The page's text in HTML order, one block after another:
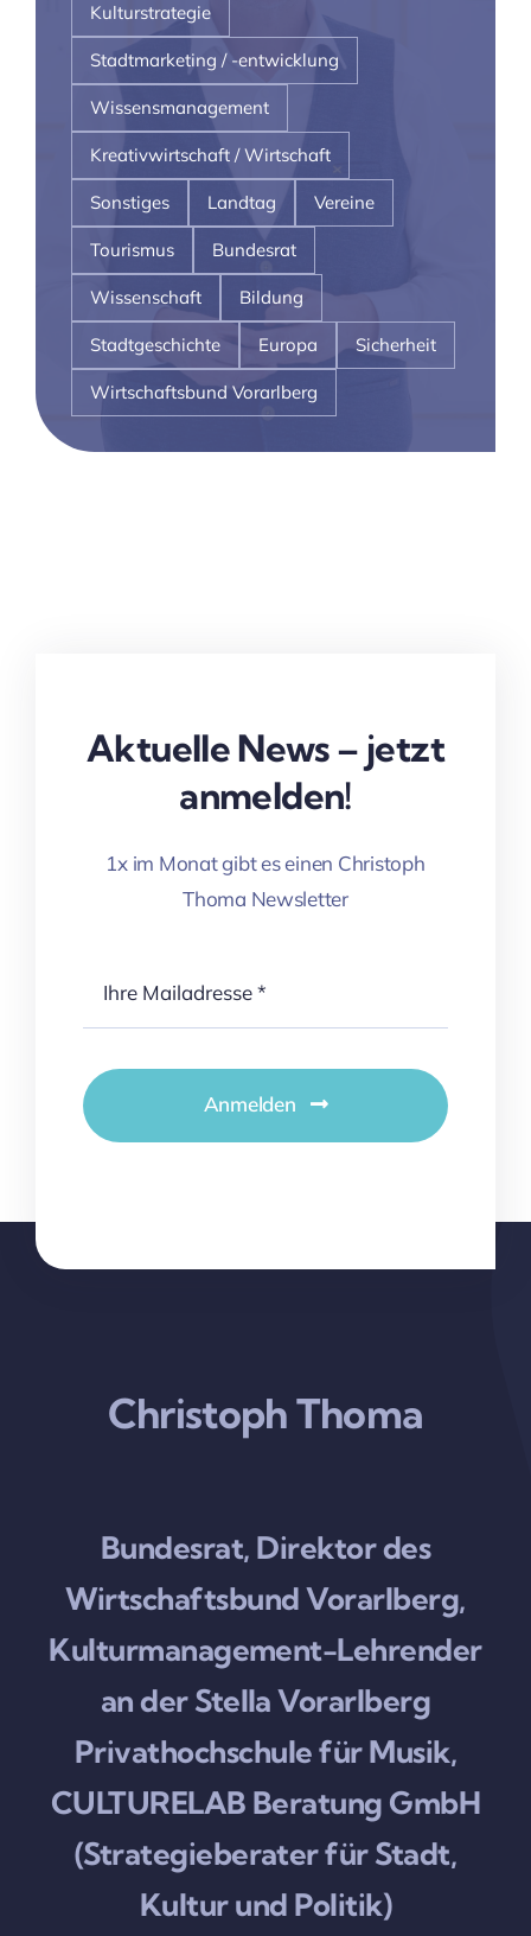
Kulturstrategie
Stadtmarketing / -entwicklung
Wissensmanagement
Kreativwirtschaft / Wirtschaft
Sonstiges Landtag Vereine
Tourismus Bundesrat
Wissenschaft Bildung
Stadtgeschichte Europa Sicherheit
Wirtschaftsbund Vorarlberg
Aktuelle News – jetzt
anmelden!
1x im Monat gibt es einen Christoph
Thoma Newsletter
Anmelden
Christoph Thoma
Bundesrat, Direktor des
Wirtschaftsbund Vorarlberg,
Kulturmanagement-Lehrender
an der Stella Vorarlberg
Privathochschule für Musik,
CULTURELAB Beratung GmbH
(Strategieberater für Stadt,
Kultur und Politik)